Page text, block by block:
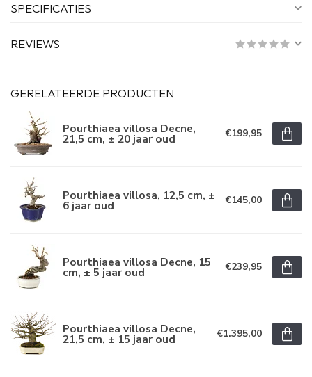
SPECIFICATIES
REVIEWS
GERELATEERDE PRODUCTEN
Pourthiaea villosa Decne,
21,5 cm, ± 20 jaar oud €199,95
Pourthiaea villosa, 12,5 cm, ±
6 jaar oud €145,00
Pourthiaea villosa Decne, 15
cm, ± 5 jaar oud €239,95
Pourthiaea villosa Decne,
21,5 cm, ± 15 jaar oud €1.395,00